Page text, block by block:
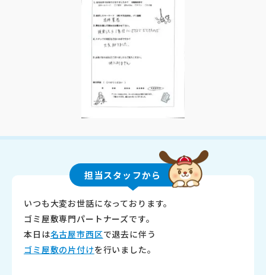
担当スタッフから
いつも大変お世話になっております。
ゴミ屋敷専門パートナーズです。
本日は名古屋市西区で退去に伴う
ゴミ屋敷の片付けを行いました。